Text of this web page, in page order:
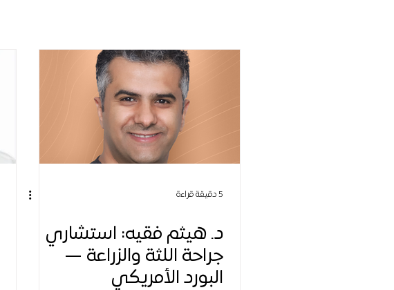
5 دقيقة قراءة
د. هيثم فقيه: استشاري
جراحة اللثة والزراعة —
البورد الأمريكي